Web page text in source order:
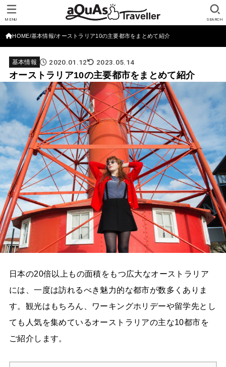
SEARCH
MENU
HOME 基本情報 オーストラリア10の主要都市をまとめて紹介
基本情報 2020.01.12 2023.05.14
オーストラリア10の主要都市をまとめて紹介
日本の20倍以上もの面積をもつ広大なオーストラリア
には、一度は訪れるべき魅力的な都市が数多くありま
す。観光はもちろん、ワーキングホリデーや留学先とし
ても人気を集めているオーストラリアの主な10都市を
ご紹介します。